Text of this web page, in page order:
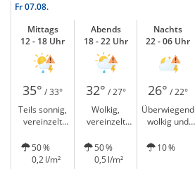
Fr07.08.
Mittags
12 - 18 Uhr
Abends
18 - 22 Uhr
Nachts
22 - 06 Uhr
35° / 33° 32° / 27° 26° / 22°
Teils sonnig,
vereinzelt
und Gewitter
möglich
Wolkig,
vereinzelt
und Gewitter
möglich
Überwiegend
wolkig und
möglich
50 %
0,2 l/m²
50 %
0,5 l/m²
10 %